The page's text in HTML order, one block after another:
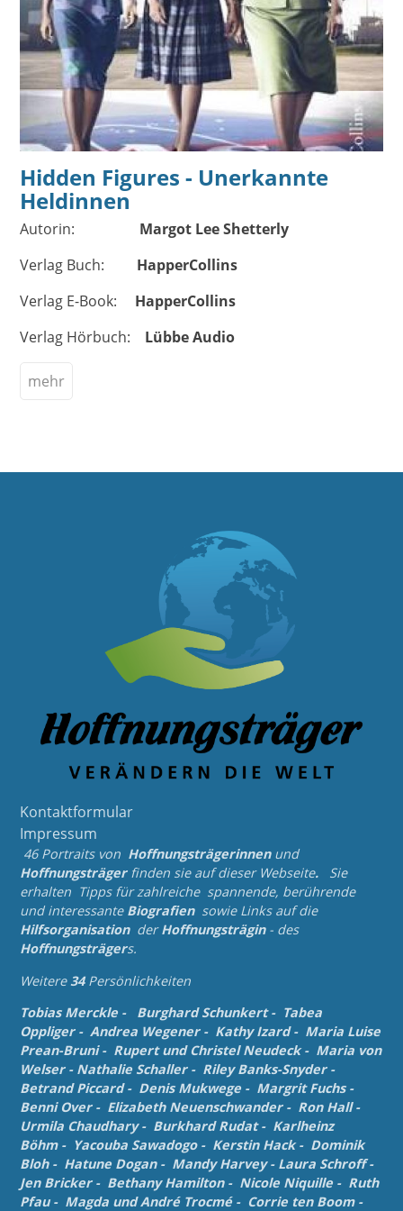
Hidden Figures - Unerkannte
Heldinnen
Autorin: Margot Lee Shetterly
Verlag Buch: HapperCollins
Verlag E-Book: HapperCollins
Verlag Hörbuch: Lübbe Audio
mehr
Kontaktformular
Impressum
46 Portraits von Hoffnungsträgerinnen und
Hoffnungsträgerfinden sie auf dieser Webseite.
Sie
erhalten Tipps für zahlreiche spannende, berührende
und interessanteBiografien sowie Links auf die
Hilfsorganisation derHoffnungsträgin - des
Hoffnungsträgers.
Weitere34 Persönlichkeiten
Tobias Merckle - Burghard Schunkert- Tabea
Oppliger-Andrea Wegener- Kathy Izard- Maria Luise
Prean-Bruni- Rupert und Christel Neudeck- Maria von
Welser- Nathalie Schaller- Riley Banks-Snyder-
Betrand Piccard- Denis Mukwege - Margrit Fuchs-
Benni Over- Elizabeth Neuenschwander- Ron Hall-
Urmila Chaudhary- Burkhard Rudat- Karlheinz
Böhm- Yacouba Sawadogo- Kerstin Hack- Dominik
Bloh- Hatune Dogan- Mandy Harvey- Laura Schroff-
Jen Bricker- Bethany Hamilton- Nicole Niquille - Ruth
Pfau- Magda und André Trocmé- Corrie ten Boom-